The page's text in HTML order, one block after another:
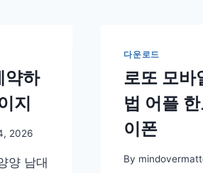
약하
지
2026
양 남대
다운로드
로또 모바
법 어플
이폰
By